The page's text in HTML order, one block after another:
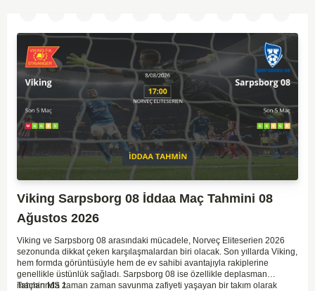
Viking Sarpsborg 08 İddaa Maç Tahmini 08
Ağustos 2026
Viking ve Sarpsborg 08 arasındaki mücadele, Norveç Eliteserien 2026
sezonunda dikkat çeken karşılaşmalardan biri olacak. Son yıllarda Viking,
hem formda görüntüsüyle hem de ev sahibi avantajıyla rakiplerine
genellikle üstünlük sağladı. Sarpsborg 08 ise özellikle deplasman
maçlarında zaman zaman savunma zafiyeti yaşayan bir takım olarak
Tahmin MS 1